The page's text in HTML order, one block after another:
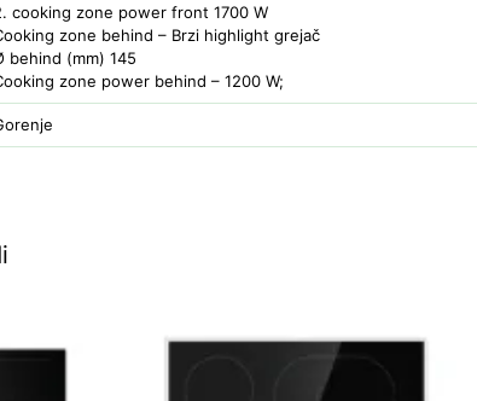
cooking zone power front 1700 W
zone behind – Brzi highlight grejač
behind (mm) 145
zone power behind – 1200 W;